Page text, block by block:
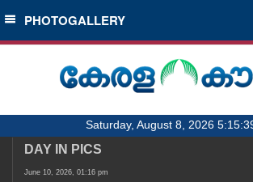
SECTIONS
HOME
NOTIFIED NEWS
PHOTOGALLERY
Saturday, August 8, 2026
DAY IN PICS
June 10, 2026, 01:16 pm